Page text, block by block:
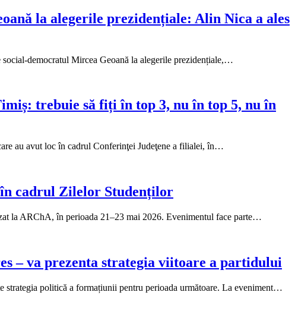
la alegerile prezidențiale: Alin Nica a ales
democratul Mircea Geoană la alegerile prezidențiale,…
trebuie să fiți în top 3, nu în top 5, nu în
au avut loc în cadrul Conferinţei Judeţene a filialei, în…
în cadrul Zilelor Studenților
la ARChA, în perioada 21–23 mai 2026. Evenimentul face parte…
– va prezenta strategia viitoare a partidului
strategia politică a formațiunii pentru perioada următoare. La eveniment…